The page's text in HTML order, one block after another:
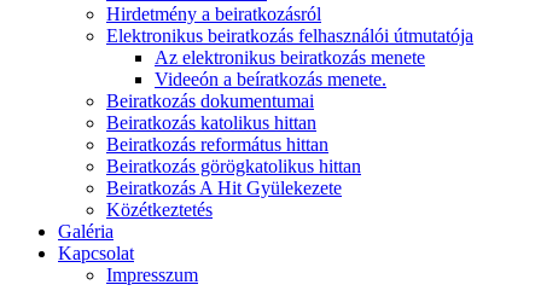
Hirdetmény a beiratkozásról
Elektronikus beiratkozás felhasználói útmutatója
Az elektronikus beiratkozás menete
Videeón a beíratkozás menete.
Beiratkozás dokumentumai
Beiratkozás katolikus hittan
Beiratkozás református hittan
Beiratkozás görögkatolikus hittan
Beiratkozás A Hit Gyülekezete
Közétkeztetés
Galéria
Kapcsolat
Impresszum